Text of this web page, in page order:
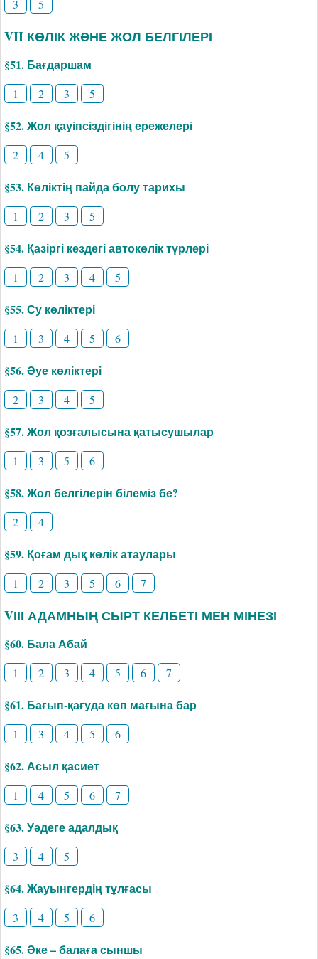
3 5
VII КӨЛІК ЖӘНЕ ЖОЛ БЕЛГІЛЕРІ
§51. Бағдаршам
1 2 3 5
§52. Жол қауіпсіздігінің ережелері
2 4 5
§53. Көліктің пайда болу тарихы
1 2 3 5
§54. Қазіргі кездегі автокөлік түрлері
1 2 3 4 5
§55. Су көліктері
1 3 4 5 6
§56. Әуе көліктері
2 3 4 5
§57. Жол қозғалысына қатысушылар
1 3 5 6
§58. Жол белгілерін білеміз бе?
2 4
§59. Қоғам дық көлік атаулары
1 2 3 5 6 7
VІІІ АДАМНЫҢ СЫРТ КЕЛБЕТІ МЕН МІНЕЗІ
§60. Бала Абай
1 2 3 4 5 6 7
§61. Бағып-қағуда көп мағына бар
1 3 4 5 6
§62. Асыл қасиет
1 4 5 6 7
§63. Уәдеге адалдық
3 4 5
§64. Жауынгердің тұлғасы
3 4 5 6
§65. Әке – балаға сыншы